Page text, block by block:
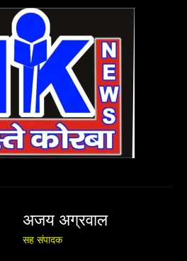
अजय अग्रवाल
सह संपादक